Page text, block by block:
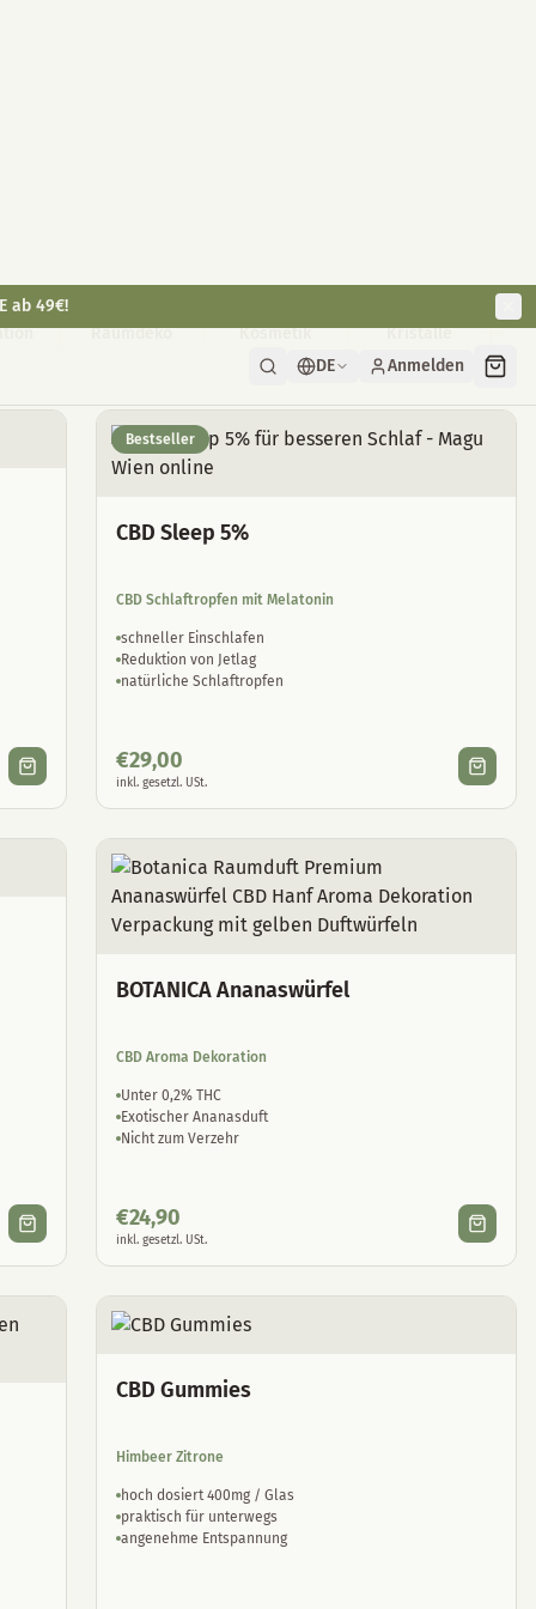
Raumdeko Kosmetik Kristalle
Bestseller
CBD Sleep 5%
CBD Schlaftropfen mit Melatonin
schneller Einschlafen
Reduktion von Jetlag
natürliche Schlaftropfen
€29,00
inkl. gesetzl. USt.
BOTANICA Ananaswürfel
CBD Aroma Dekoration
Unter 0,2% THC
Exotischer Ananasduft
Nicht zum Verzehr
€24,90
inkl. gesetzl. USt.
CBD Gummies
Himbeer Zitrone
hoch dosiert 400mg / Glas
praktisch für unterwegs
angenehme Entspannung